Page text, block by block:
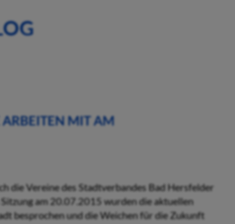
ARBEITEN MIT AM
die Vereine des Stadtverbandes Bad Hersfelder
am 20.07.2015 wurden die aktuellen
besprochen und die Weichen für die Zukunft